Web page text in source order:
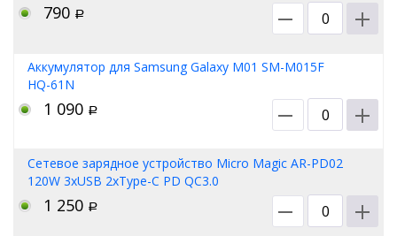
790 Р
Аккумулятор для Samsung Galaxy M01 SM-M015F
HQ-61N
1 090 Р
Сетевое зарядное устройство Micro Magic AR-PD02
120W 3xUSB 2xType-C PD QC3.0
1 250 Р